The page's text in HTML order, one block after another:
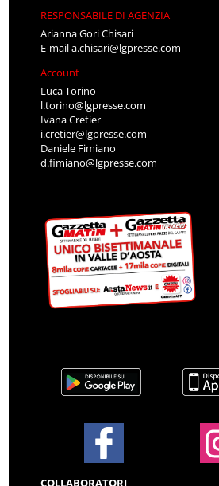
RESPONSABILE DI AGENZIA
Arianna Gori Chisari
E-maila.chisari@lgpresse.com
Account
Luca Torino
l.torino@lgpresse.com
Ivana Cretier
i.cretier@lgpresse.com
Daniele Fimiano
d.fimiano@lgpresse.com
COLLABORATORI